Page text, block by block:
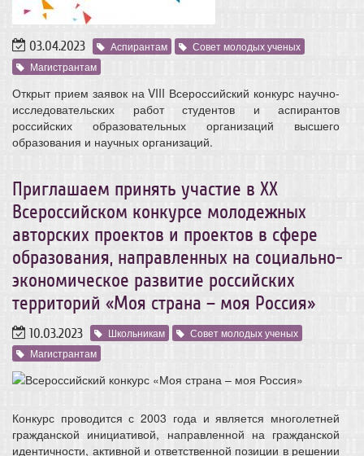
03.04.2023 Аспирантам
Совет молодых ученых
Магистрантам
Открыт прием заявок на VIII Всероссийский конкурс научно-
исследовательских работ студентов и аспирантов
российских образовательных организаций высшего
образования и научных организаций.
Приглашаем принять участие в XX
Всероссийском конкурсе молодежных
авторских проектов и проектов в сфере
образования, направленных на социально-
экономическое развитие российских
территорий «Моя страна – моя Россия»
10.03.2023 Школьникам
Совет молодых ученых
Магистрантам
Конкурс проводится с 2003 года и является многолетней
гражданской инициативой, направленной на гражданской
идентичности, активной и ответственной позиции в решении